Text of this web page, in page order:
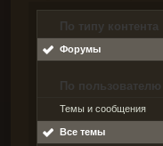
По типу контента
Форумы
По пользователю
Темы и сообщения
Все темы